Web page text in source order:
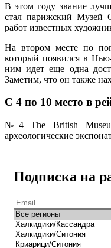
В этом году звание
стал парижский Музей
работ известных
На втором месте по
который появился в
ним идет еще одна
Заметим, что он также
С 4 по 10 место в
№4 The British
археологические
Подписка на